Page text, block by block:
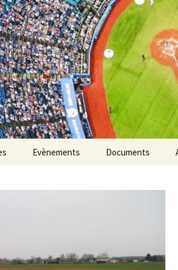
Evènements Documents